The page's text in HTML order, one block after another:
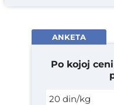
ANKETA
Po kojoj
20 din/kg